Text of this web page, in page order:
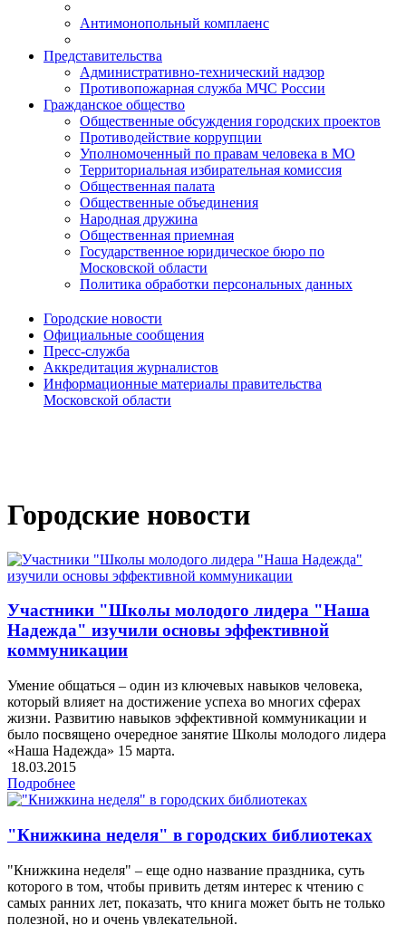
Антимонопольный комплаенс
Представительства
Административно-технический надзор
Противопожарная служба МЧС России
Гражданское общество
Общественные обсуждения городских проектов
Противодействие коррупции
Уполномоченный по правам человека в МО
Территориальная избирательная комиссия
Общественная палата
Общественные объединения
Народная дружина
Общественная приемная
Государственное юридическое бюро по
Московской области
Политика обработки персональных данных
Городские новости
Официальные сообщения
Пресс-служба
Аккредитация журналистов
Информационные материалы правительства
Московской области
Городские новости
Участники "Школы молодого лидера "Наша
Надежда" изучили основы эффективной
коммуникации
Умение общаться – один из ключевых навыков человека,
который влияет на достижение успеха во многих сферах
жизни. Развитию навыков эффективной коммуникации и
было посвящено очередное занятие Школы молодого лидера
«Наша Надежда» 15 марта.
18.03.2015
Подробнее
"Книжкина неделя" в городских библиотеках
"Книжкина неделя" – еще одно название праздника, суть
которого в том, чтобы привить детям интерес к чтению с
самых ранних лет, показать, что книга может быть не только
полезной, но и очень увлекательной.